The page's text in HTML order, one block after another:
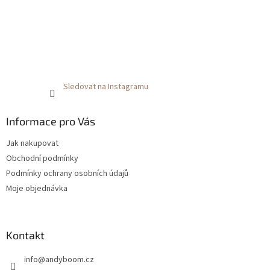
Sledovat na Instagramu
Informace pro Vás
Jak nakupovat
Obchodní podmínky
Podmínky ochrany osobních údajů
Moje objednávka
Kontakt
info@andyboom.cz